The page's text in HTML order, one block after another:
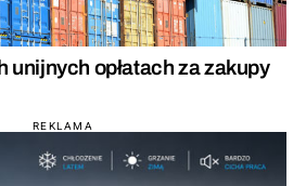
unijnych opłatach za zakupy
REKLAMA